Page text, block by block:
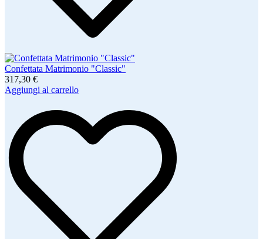
Confettata Matrimonio "Classic"
317,30 €
Aggiungi al carrello